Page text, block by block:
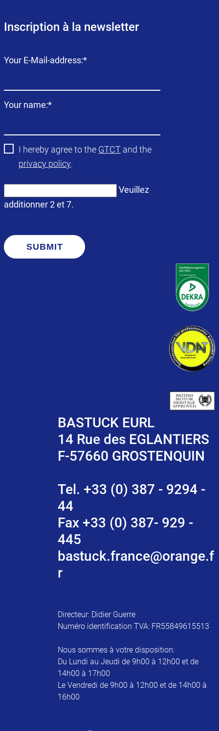
Inscription à la newsletter
Champ
Your E-Mail-address:*
Champ
Your name:*
I hereby agree to the GTCT and the
privacy policy.
Veuillez
additionner 2 et 7.
SUBMIT
BASTUCK EURL
14 Rue des EGLANTIERS
F-57660 GROSTENQUIN
Tel. +33 (0) 387 - 9294 -
44
Fax +33 (0) 387- 929 -
445
bastuck.france@orange.f
r
Directeur: Didier Guerre
Numéro identification TVA: FR55849615513
Nous sommes à votre disposition:
Du Lundi au Jeudi de 9h00 à 12h00 et de
14h00 à 17h00
Le Vendredi de 9h00 à 12h00 et de 14h00 à
16h00